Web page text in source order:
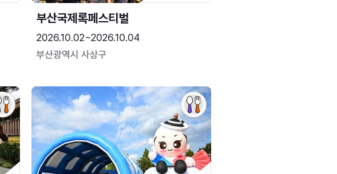
부산국제록페스티벌
2026.10.02~2026.10.04
부산광역시 사상구